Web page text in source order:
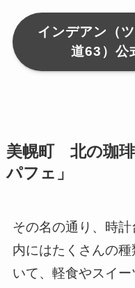
インデアン（
道63）公
美幌町 北の珈琲
パフェ」
その名の通り、時
内にはたくさんの
いて、軽食やスイ